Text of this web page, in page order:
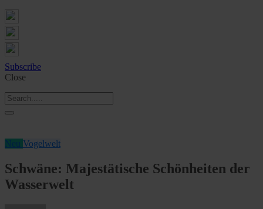
Subscribe
Close
Vogelwelt
Schwäne: Majestätische Schönheiten der
Wasserwelt